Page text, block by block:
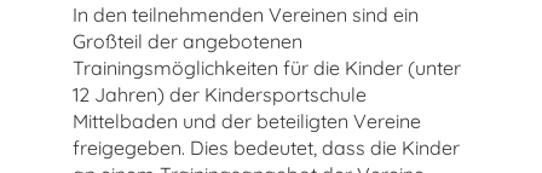
In den teilnehmenden Vereinen sind ein
Großteil der angebotenen
Trainingsmöglichkeiten für die Kinder (unter
12 Jahren) der Kindersportschule
Mittelbaden und der beteiligten Vereine
freigegeben. Dies bedeutet, dass die Kinder